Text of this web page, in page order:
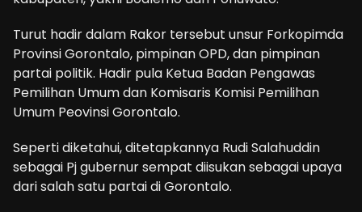
Turut hadir dalam Rakor tersebut unsur Forkopimda
Provinsi Gorontalo, pimpinan OPD, dan pimpinan
partai politik. Hadir pula Ketua Badan Pengawas
Pemilihan Umum dan Komisaris Komisi Pemilihan
Umum Peovinsi Gorontalo.
Seperti diketahui, ditetapkannya Rudi Salahuddin
sebagai Pj gubernur sempat diisukan sebagai upaya
dari salah satu partai di Gorontalo.